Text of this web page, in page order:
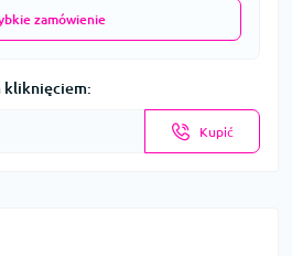
zamówienie
kliknięciem:
Kupić